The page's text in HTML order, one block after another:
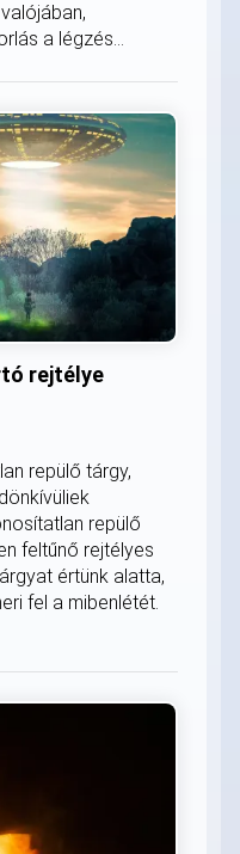
a légzés...
rejtélye
repülő tárgy,
repülő
feltűnő rejtélyes
értünk alatta,
fel a mibenlétét.